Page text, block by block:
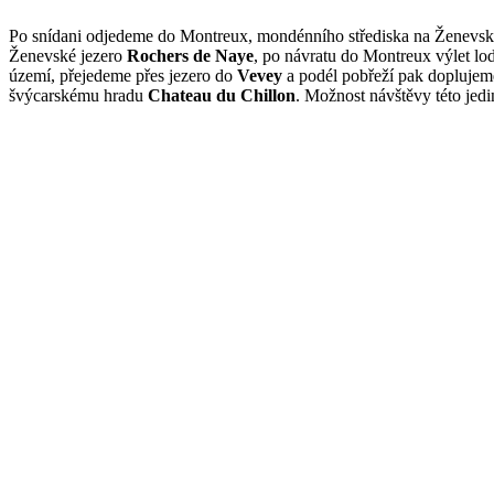
Po snídani odjedeme do Montreux, mondénního střediska na
Ženevské jezero Rochers de Naye, po návratu do Montreux výlet
území, přejedeme přes jezero do Vevey a podél pobřeží pak
švýcarskému hradu Chateau du Chillon. Možnost návštěvy této